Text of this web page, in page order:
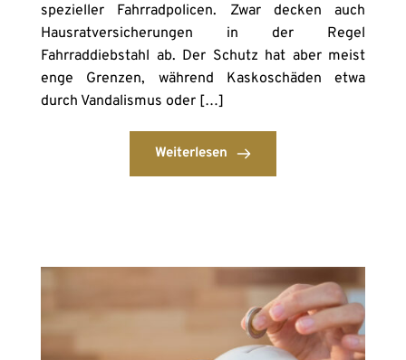
spezieller Fahrradpolicen. Zwar decken auch
Hausratversicherungen in der Regel
Fahrraddiebstahl ab. Der Schutz hat aber meist
enge Grenzen, während Kaskoschäden etwa
durch Vandalismus oder […]
Weiterlesen